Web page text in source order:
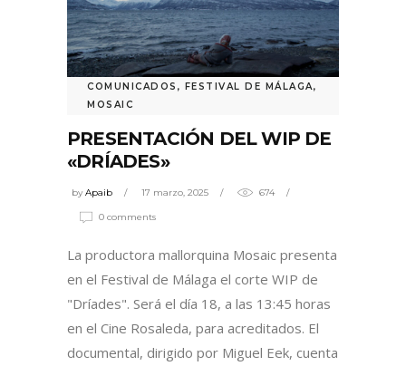
COMUNICADOS , FESTIVAL DE MÁLAGA,
MOSAIC
PRESENTACIÓN DEL WIP DE
«DRÍADES»
byApaib 17 marzo, 2025 674
0 comments
La productora mallorquina Mosaic presenta
en el Festival de Málaga el corte WIP de
"Dríades". Será el día 18, a las 13:45 horas
en el Cine Rosaleda, para acreditados. El
documental, dirigido por Miguel Eek, cuenta